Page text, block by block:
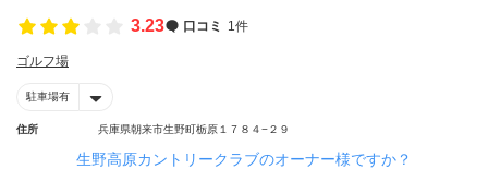
3.23
口コミ 1件
ゴルフ場
駐車場有
住所 兵庫県朝来市生野町栃原１７８４−２９
生野高原カントリークラブのオーナー様ですか？